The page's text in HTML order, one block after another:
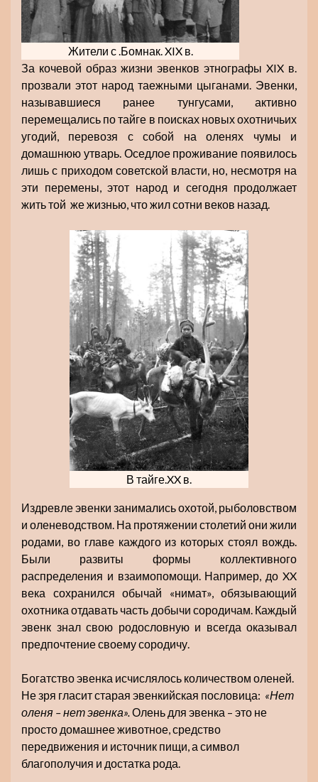
Жители с .Бомнак. XIX в.
За кочевой образ жизни эвенков этнографы XIX в.
прозвали этот народ таежными цыганами. Эвенки,
называвшиеся ранее тунгусами, активно
перемещались по тайге в поисках новых охотничьих
угодий, перевозя с собой на оленях чумы и
домашнюю утварь. Оседлое проживание появилось
лишь с приходом советской власти, но, несмотря на
эти перемены, этот народ и сегодня продолжает
жить той же жизнью, что жил сотни веков назад.
В тайге.XX в.
Издревле эвенки занимались охотой, рыболовством
и оленеводством. На протяжении столетий они жили
родами, во главе каждого из которых стоял вождь.
Были развиты формы коллективного
распределения и взаимопомощи. Например, до XX
века сохранился обычай «нимат», обязывающий
охотника отдавать часть добычи сородичам. Каждый
эвенк знал свою родословную и всегда оказывал
предпочтение своему сородичу.
Богатство эвенка исчислялось количеством оленей.
Не зря гласит старая эвенкийская пословица: «Нет
оленя – нет эвенка».Олень для эвенка – это не
просто домашнее животное, средство
передвижения и источник пищи, а символ
благополучия и достатка рода.